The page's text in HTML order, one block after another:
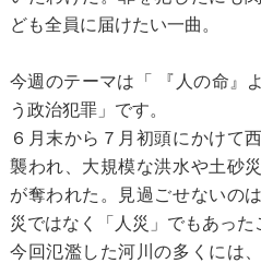
ども全員に届けたい一曲。
今週のテーマは「 『人の命』
う政治犯罪」です。
６月末から７月初頭にかけて
襲われ、大規模な洪水や土砂
が奪われた。見過ごせないの
災ではなく「人災」でもあった
今回氾濫した河川の多くには